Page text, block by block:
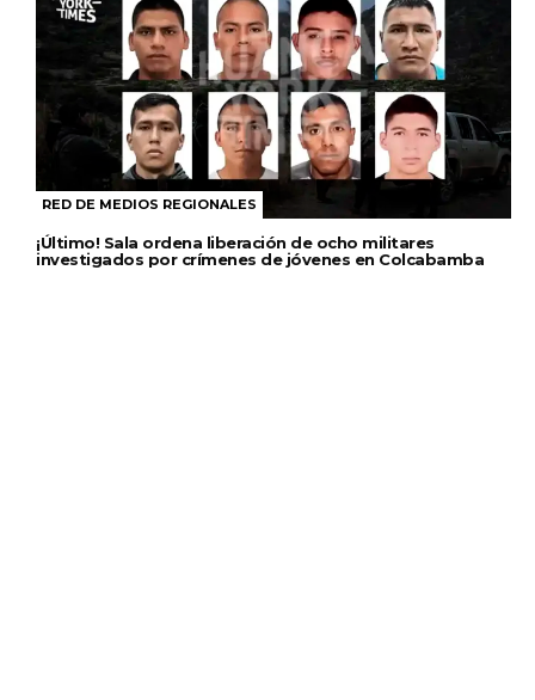
RED DE MEDIOS REGIONALES
¡Último! Sala ordena liberación de ocho militares
investigados por crímenes de jóvenes en Colcabamba